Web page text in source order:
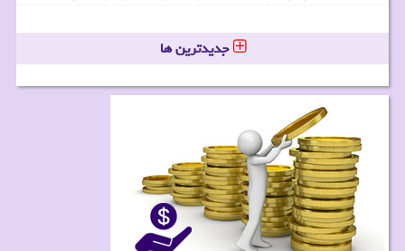
جدیدترین ها